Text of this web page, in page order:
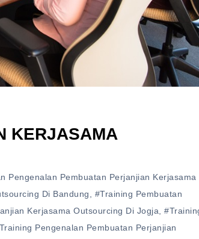
KERJASAMA
Pengenalan Pembuatan Perjanjian Kerjasama
Di Bandung
#training Pembuatan
Kerjasama Outsourcing Di Jogja
Pengenalan Pembuatan Perjanjian